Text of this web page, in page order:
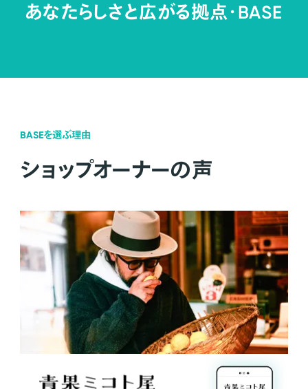
あなたらしさと広がる拠点・BASE
BASEを選ぶ理由
ショップオーナーの声